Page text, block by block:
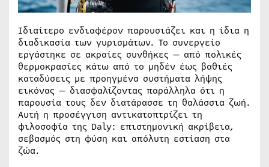
Ιδιαίτερο ενδιαφέρον παρουσιάζει και η ίδια η
διαδικασία των γυρισμάτων. Το συνεργείο
εργάστηκε σε ακραίες συνθήκες — από πολικές
θερμοκρασίες κάτω από το μηδέν έως βαθιές
καταδύσεις με προηγμένα συστήματα λήψης
εικόνας — διασφαλίζοντας παράλληλα ότι η
παρουσία τους δεν διατάρασσε τη θαλάσσια ζωή.
Αυτή η προσέγγιση αντικατοπτρίζει τη
φιλοσοφία της Daly: επιστημονική ακρίβεια,
σεβασμός στη φύση και απόλυτη εστίαση στα
ζώα.